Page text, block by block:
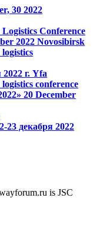
30 2022
Conference
2022 Novosibirsk
г. Yfa
conference
20 December
23 декабря 2022
is JSC